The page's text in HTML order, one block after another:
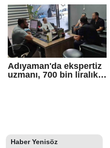
'siklosporiyazis'
salgını: 2 kişi hayatını
kaybetti
Adıyaman'da ekspertiz
uzmanı, 700 bin liralık
Haber Yenisöz